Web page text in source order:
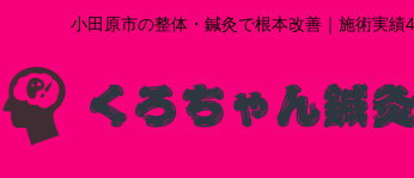
小田原市の整体・鍼灸で根本改善｜施術実績